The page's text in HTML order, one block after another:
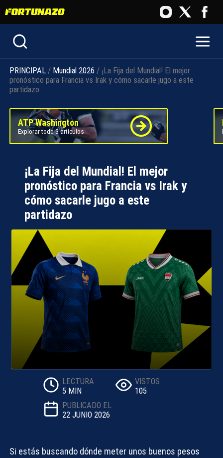
PRINCIPAL / Mundial 2026 / ¡La Fija del Mundial! El mejor
pronóstico para Francia vs Irak y cómo sacarle jugo a este
partidazo
ATP Washington
Explorar todo 3 artículos
¡La Fija del Mundial! El mejor
pronóstico para Francia vs Irak y
cómo sacarle jugo a este
partidazo
LECTURA
5 MIN
VISTOS
105
PUBLICADO EL
22 JUNIO 2026
Si estás buscando dónde meter unos buenos pesos